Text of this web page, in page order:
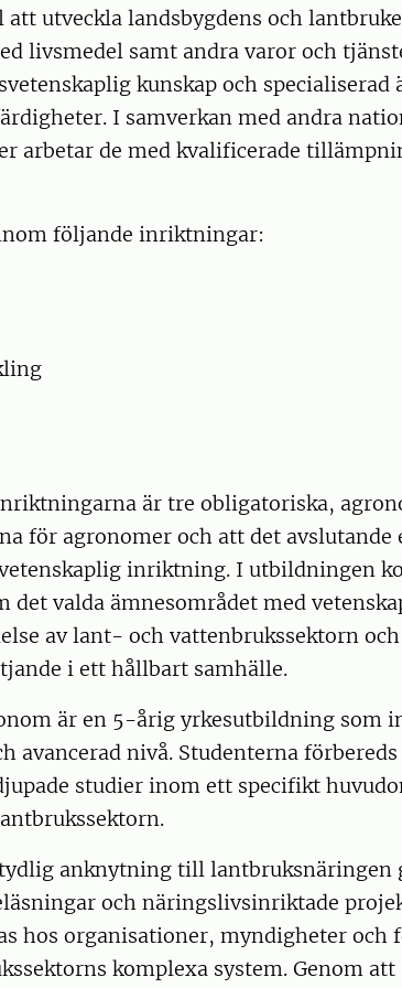
utveckla landsbygdens och
livsmedel samt andra varor och
kunskap och specialiserad
I samverkan med andra
arbetar de med kvalificerade
följande inriktningar:
är tre obligatoriska,
för agronomer och att det avslutande
inriktning. I utbildningen
det valda ämnesområdet med
av lant- och vattenbrukssektorn och
i ett hållbart samhälle.
är en 5-årig yrkesutbildning som
avancerad nivå. Studenterna
studier inom ett specifikt
anknytning till lantbruksnäringen
och näringslivsinriktade
hos organisationer, myndigheter och
komplexa system. Genom att